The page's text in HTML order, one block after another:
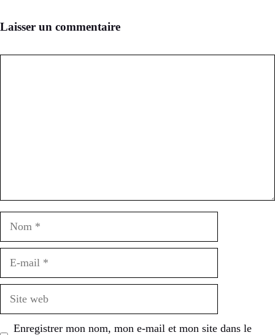
Laisser un commentaire
Enregistrer mon nom, mon e-mail et mon site dans le